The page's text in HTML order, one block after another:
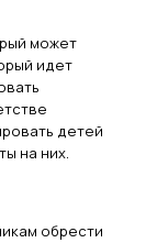
может
идет
детей
на них.
обрести